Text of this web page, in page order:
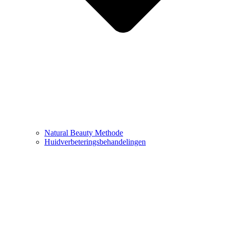
Natural Beauty Methode
Huidverbeteringsbehandelingen